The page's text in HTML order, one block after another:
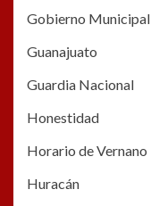
Gobierno Municipal
Guanajuato
Guardia Nacional
Honestidad
Horario de Vernano
Huracán